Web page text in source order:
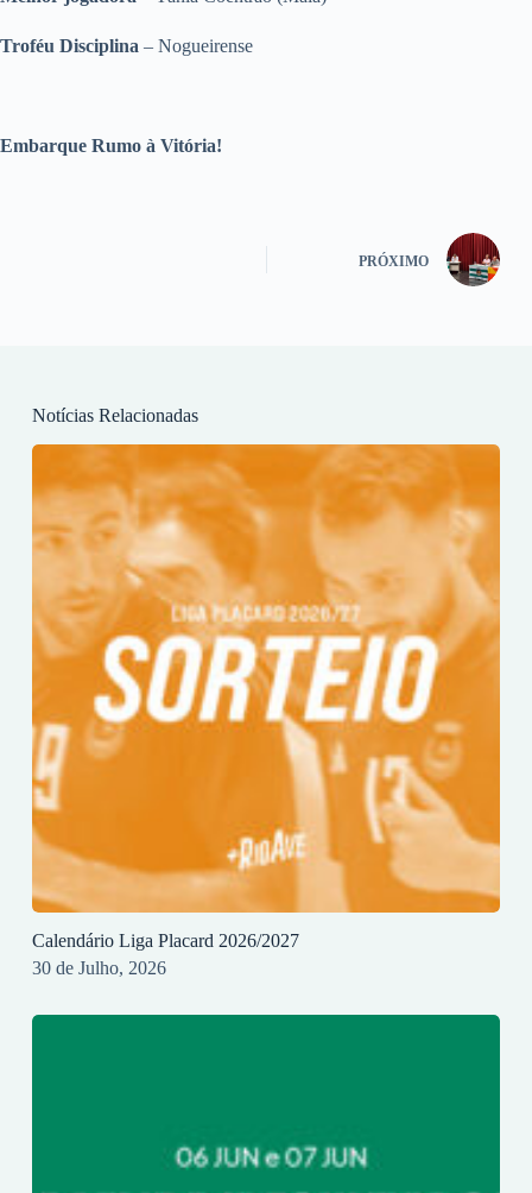
Troféu Disciplina – Nogueirense
Embarque Rumo à Vitória!
PRÓXIMO
Notícias Relacionadas
Calendário Liga Placard 2026/2027
30 de Julho, 2026